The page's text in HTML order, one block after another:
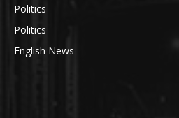
Politics
Politics
English News